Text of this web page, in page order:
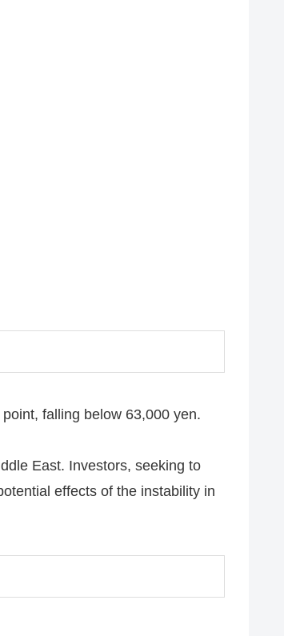
falling below 63,000 yen.
East. Investors, seeking to
effects of the instability in